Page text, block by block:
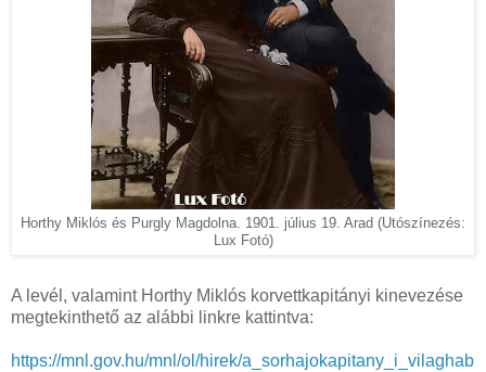
Horthy Miklós és Purgly Magdolna. 1901. július 19. Arad (Utószínezés:
Lux Fotó)
A levél, valamint Horthy Miklós korvettkapitányi kinevezése
megtekinthető az alábbi linkre kattintva:
https://mnl.gov.hu/mnl/ol/hirek/a_sorhajokapitany_i_vilaghab